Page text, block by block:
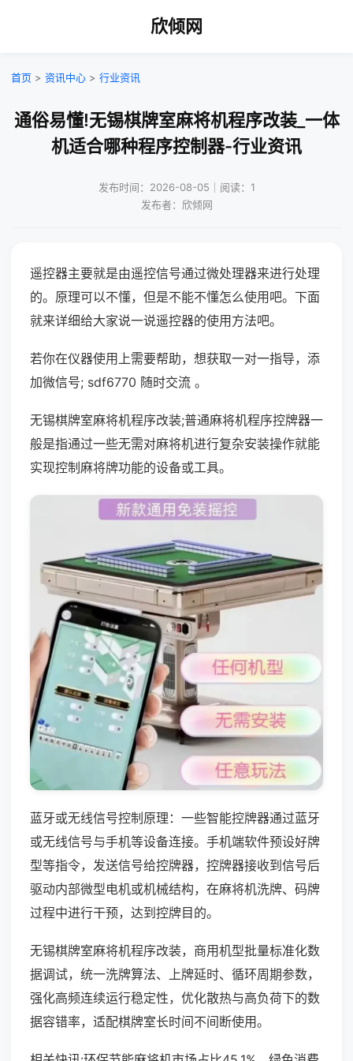
欣倾网
首页 > 资讯中心 > 行业资讯
通俗易懂!无锡棋牌室麻将机程序改装_一体
机适合哪种程序控制器-行业资讯
发布时间：2026-08-05｜阅读：1
发布者：欣倾网
遥控器主要就是由遥控信号通过微处理器来进行处理
的。原理可以不懂，但是不能不懂怎么使用吧。下面
就来详细给大家说一说遥控器的使用方法吧。
若你在仪器使用上需要帮助，想获取一对一指导，添
加微信号; sdf6770 随时交流 。
无锡棋牌室麻将机程序改装;普通麻将机程序控牌器一
般是指通过一些无需对麻将机进行复杂安装操作就能
实现控制麻将牌功能的设备或工具。
蓝牙或无线信号控制原理：一些智能控牌器通过蓝牙
或无线信号与手机等设备连接。手机端软件预设好牌
型等指令，发送信号给控牌器，控牌器接收到信号后
驱动内部微型电机或机械结构，在麻将机洗牌、码牌
过程中进行干预，达到控牌目的。
无锡棋牌室麻将机程序改装，商用机型批量标准化数
据调试，统一洗牌算法、上牌延时、循环周期参数，
强化高频连续运行稳定性，优化散热与高负荷下的数
据容错率，适配棋牌室长时间不间断使用。